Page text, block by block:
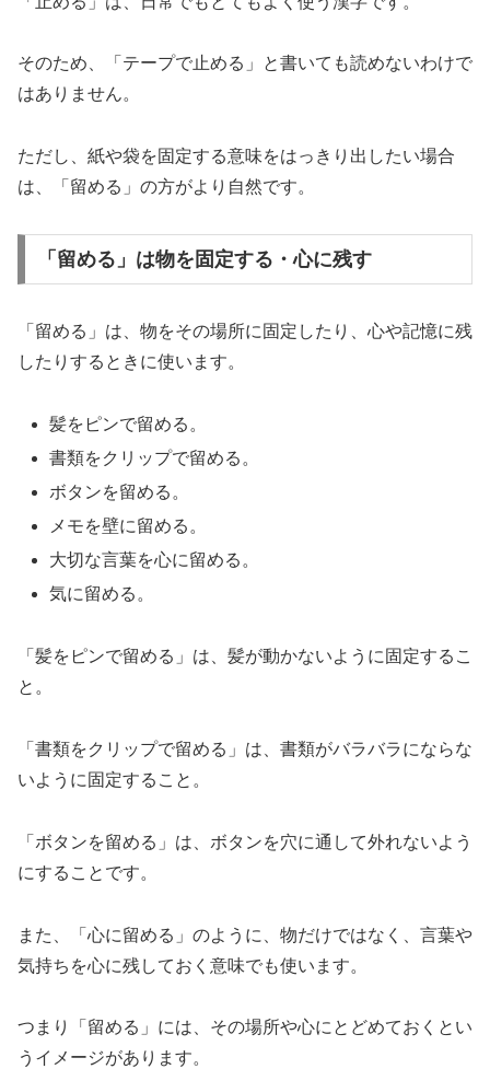
そのため、「テープで止める」と書いても読めないわけで
はありません。
ただし、紙や袋を固定する意味をはっきり出したい場合
は、「留める」の方がより自然です。
「留める」は物を固定する・心に残す
「留める」は、物をその場所に固定したり、心や記憶に残
したりするときに使います。
髪をピンで留める。
書類をクリップで留める。
ボタンを留める。
メモを壁に留める。
大切な言葉を心に留める。
気に留める。
「髪をピンで留める」は、髪が動かないように固定するこ
と。
「書類をクリップで留める」は、書類がバラバラにならな
いように固定すること。
「ボタンを留める」は、ボタンを穴に通して外れないよう
にすることです。
また、「心に留める」のように、物だけではなく、言葉や
気持ちを心に残しておく意味でも使います。
つまり「留める」には、その場所や心にとどめておくとい
うイメージがあります。